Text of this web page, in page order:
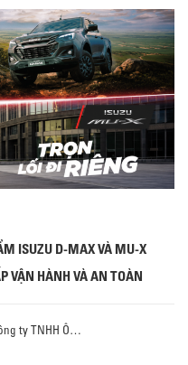
ISUZU D-MAX VÀ MU-X
VẬN HÀNH VÀ AN TOÀN
ty TNHH Ô…